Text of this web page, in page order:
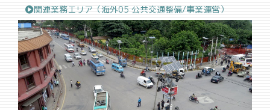
関連業務エリア（海外05 公共交通整備/事業運営）